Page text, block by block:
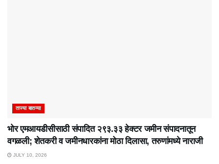
ताज्या बातम्या
भोर एमआयडीसीसाठी संपादित २९३.३३ हेक्टर जमीन संपादनातून
वगळली; शेतकरी व जमीनधारकांना मोठा दिलासा, तरुणांमध्ये नाराजी
JULY 10, 2026